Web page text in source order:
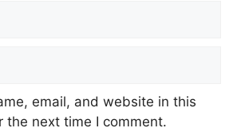
email, and website in this
the next time I comment.